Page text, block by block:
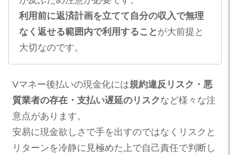
利用前に返済計画を立てて自分の収入で無理
なく返せる範囲内で利用すること が大前提と
大切なのです。
Vマネー後払いの現金化には規約違反リスク・悪
質業者の存在・支払い遅延のリスクなど様々な注
意点があります。
安易に現金欲しさで手を出すのではなくリスクと
リターンを冷静に見極めた上で自己責任で判断し